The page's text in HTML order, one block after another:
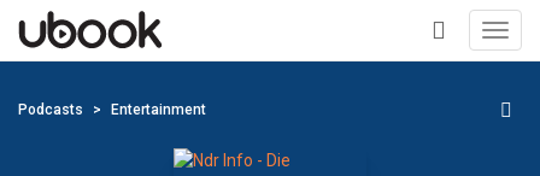
+
Podcasts Entertainment